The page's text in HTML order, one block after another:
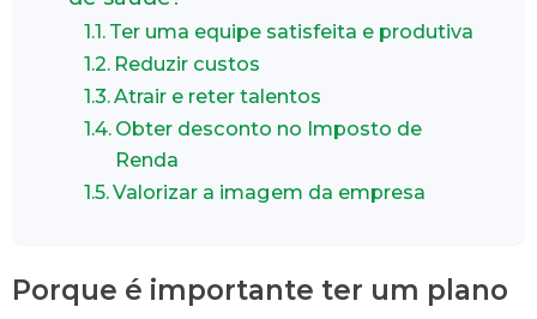
Ter uma equipe satisfeita e produtiva
Reduzir custos
Atrair e reter talentos
Obter desconto no Imposto de
Renda
Valorizar a imagem da empresa
Porque é importante ter um plano